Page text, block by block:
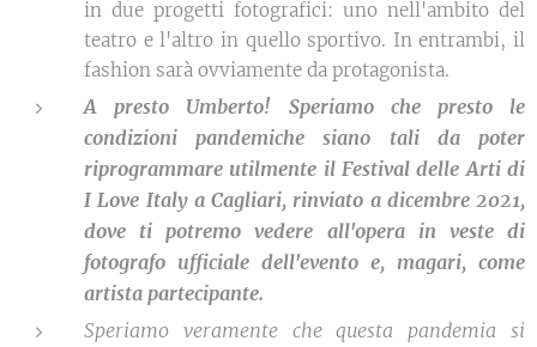
in due progetti fotografici: uno nell'ambito del
teatro e l'altro in quello sportivo. In entrambi, il
fashion sarà ovviamente da protagonista.
A presto Umberto! Speriamo che presto le
condizioni pandemiche siano tali da poter
riprogrammare utilmente il Festival delle Arti di
I Love Italy a Cagliari, rinviato a dicembre 2021,
dove ti potremo vedere all'opera in veste di
fotografo ufficiale dell'evento e, magari, come
artista partecipante.
Speriamo veramente che questa pandemia si